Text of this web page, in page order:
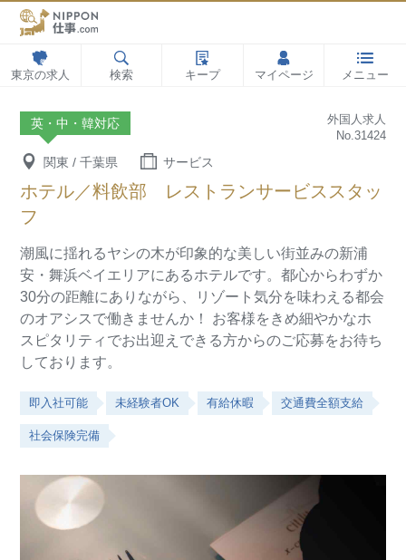
東京の求人 検索 キープ マイページ メニュー
英・中・韓対応
外国人求人
No.31424
関東 / 千葉県 サービス
ホテル／料飲部 レストランサービススタッ
フ
潮風に揺れるヤシの木が印象的な美しい街並みの新浦
安・舞浜ベイエリアにあるホテルです。都心からわずか
30分の距離にありながら、リゾート気分を味わえる都会
のオアシスで働きませんか！
お客様をきめ細やかなホ
スピタリティでお出迎えできる方からのご応募をお待ち
しております。
即入社可能 未経験者OK 有給休暇 交通費全額支給
社会保険完備